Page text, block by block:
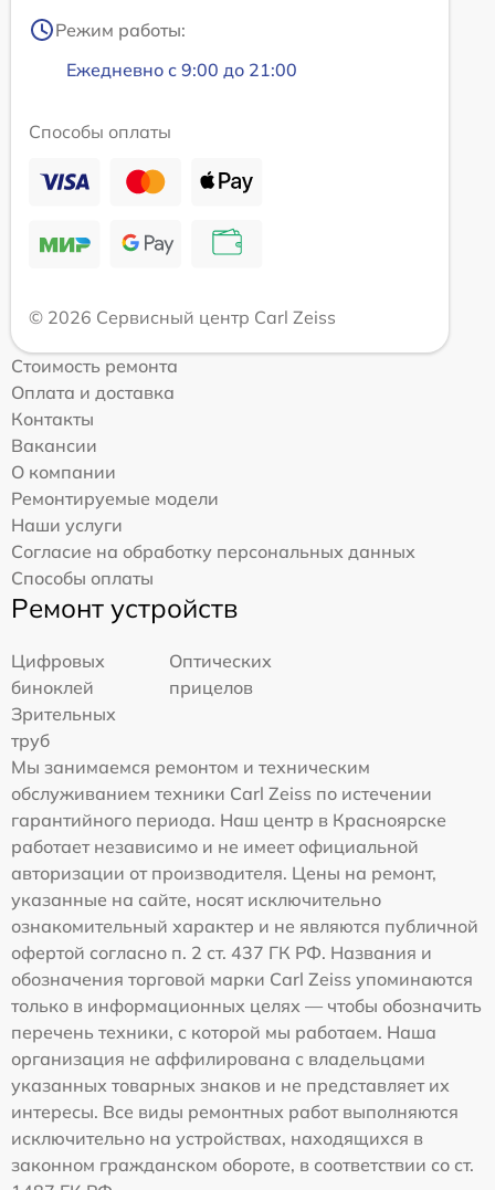
Режим работы:
Ежедневно с 9:00 до 21:00
Способы оплаты
© 2026 Сервисный центр Carl Zeiss
Стоимость ремонта
Оплата и доставка
Контакты
Вакансии
О компании
Ремонтируемые модели
Наши услуги
Согласие на обработку персональных данных
Способы оплаты
Ремонт устройств
Цифровых
биноклей
Оптических
прицелов
Зрительных
труб
Мы занимаемся ремонтом и техническим
обслуживанием техники Carl Zeiss по истечении
гарантийного периода. Наш центр в Красноярске
работает независимо и не имеет официальной
авторизации от производителя. Цены на ремонт,
указанные на сайте, носят исключительно
ознакомительный характер и не являются публичной
офертой согласно п. 2 ст. 437 ГК РФ. Названия и
обозначения торговой марки Carl Zeiss упоминаются
только в информационных целях — чтобы обозначить
перечень техники, с которой мы работаем. Наша
организация не аффилирована с владельцами
указанных товарных знаков и не представляет их
интересы. Все виды ремонтных работ выполняются
исключительно на устройствах, находящихся в
законном гражданском обороте, в соответствии со ст.